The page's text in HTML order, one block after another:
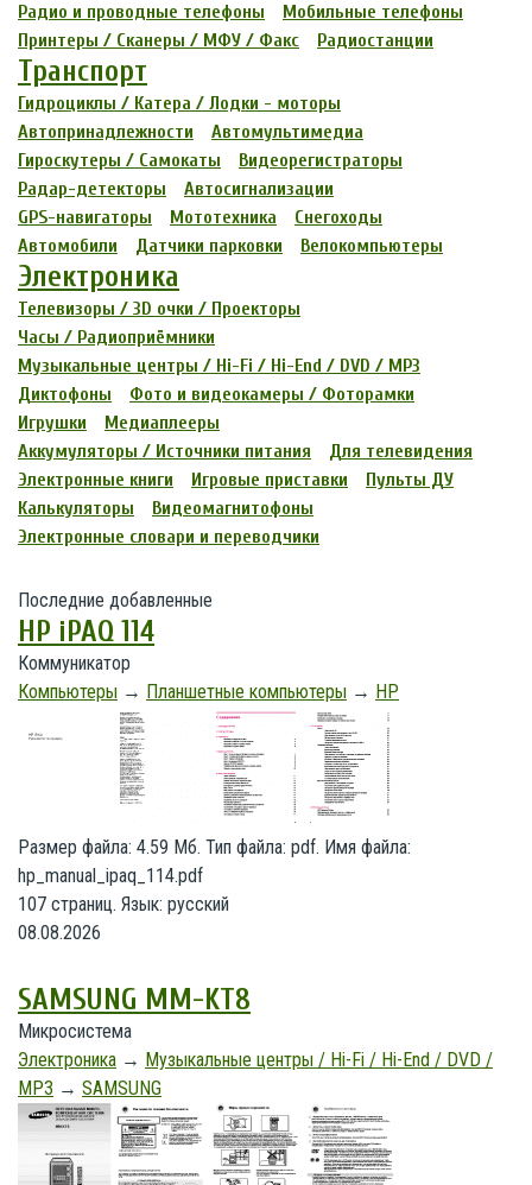
Радио и проводные телефоны
Мобильные телефоны
Принтеры / Сканеры / МФУ / Факс
Радиостанции
Транспорт
Гидроциклы / Катера / Лодки - моторы
Автопринадлежности
Автомультимедиа
Гироскутеры / Самокаты
Видеорегистраторы
Радар-детекторы
Автосигнализации
GPS-навигаторы
Мототехника
Снегоходы
Автомобили
Датчики парковки Велокомпьютеры
Электроника
Телевизоры / 3D очки / Проекторы
Часы / Радиоприёмники
Музыкальные центры / Hi-Fi / Hi-End / DVD / MP3
Диктофоны
Фото и видеокамеры / Фоторамки
Игрушки
Медиаплееры
Аккумуляторы / Источники питания
Для телевидения
Электронные книги
Игровые приставки
Пульты ДУ
Калькуляторы
Видеомагнитофоны
Электронные словари и переводчики
Последние добавленные
HP iPAQ 114
Коммуникатор
Компьютеры → Планшетные компьютеры → HP
Размер файла: 4.59 Мб. Тип файла: pdf. Имя файла:
hp_manual_ipaq_114.pdf
107 страниц. Язык: русский
08.08.2026
SAMSUNG MM-KT8
Микросистема
Электроника → Музыкальные центры / Hi-Fi / Hi-End / DVD /
MP3 → SAMSUNG